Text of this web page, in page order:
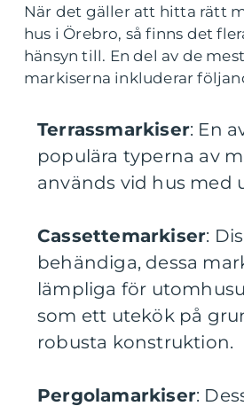
När det gäller att hitta rätt
hus i Örebro, så finns det
hänsyn till. En del av de
markiserna inkluderar
Terrassmarkiser: En
populära typerna av
används vid hus med
Cassettemarkiser:
behändiga, dessa
lämpliga för
som ett utekök på
robusta konstruktion.
Pergolamarkiser: